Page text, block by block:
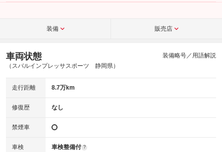
装備 販売店
車両状態
（スバルインプレッサスポーツ 静岡県）
装備略号／用語解説
走行距離 8.7万km
修復歴 なし
禁煙車
車検 車検整備付 ?